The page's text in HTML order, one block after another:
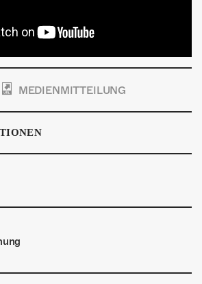
MEDIENMITTEILUNG